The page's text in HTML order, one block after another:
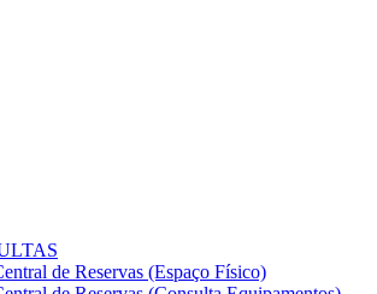
de Reservas (Espaço Físico)